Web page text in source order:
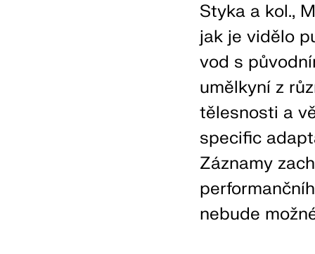
Styka a kol.,
jak je vidělo
vod s
umělkyní z
tělesnosti a
specific
Záznamy
nebude